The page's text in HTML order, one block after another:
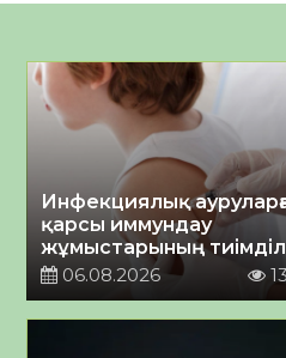
Инфекциялық
қарсы иммундау
жұмыстарының
06.08.2026
13